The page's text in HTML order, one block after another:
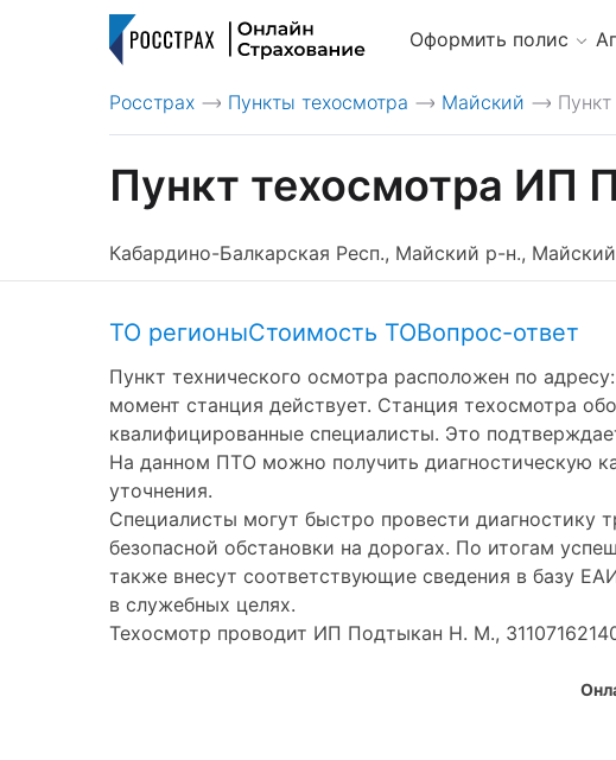
Оформить полис
Росстрах > Пункты техосмотра > Майский >
Пункт техосмотра ИП
Кабардино-Балкарская Респ., Майский р-н.,
ТО регионыСтоимость ТОВопрос-ответ
Пункт технического осмотра расположен по
момент станция действует. Станция техосмотра
квалифицированные специалисты. Это
На данном ПТО можно получить диагностическую
уточнения.
Специалисты могут быстро провести диагностику
безопасной обстановки на дорогах. По итогам
также внесут соответствующие сведения в базу
в служебных целях.
Техосмотр проводит ИП Подтыкан Н. М.,